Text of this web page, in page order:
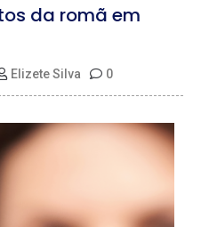
da romã em
Elizete Silva 0